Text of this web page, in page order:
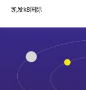
凯发k8国际